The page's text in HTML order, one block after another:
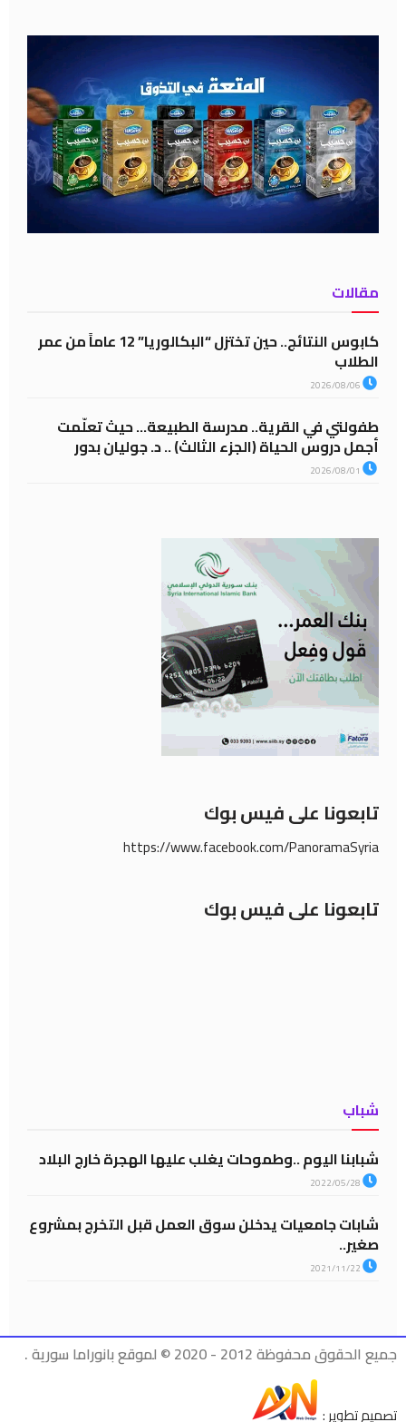
مقالات
كابوس النتائج.. حين تختزل “البكالوريا” 12 عاماً من عمر
الطلاب
طفولتي في القرية.. مدرسة الطبيعة… حيث تعلّمت
أجمل دروس الحياة (الجزء الثالث) .. د. جوليان بدور
تابعونا على فيس بوك
https://www.facebook.com/PanoramaSyria
تابعونا على فيس بوك
شباب
شبابنا اليوم ..وطموحات يغلب عليها الهجرة خارج البلاد
شابات جامعيات يدخلن سوق العمل قبل التخرج بمشروع
صغير..
جميع الحقوق محفوظة 2012 - 2020 © لموقع بانوراما سورية .
تصميم تطوير :